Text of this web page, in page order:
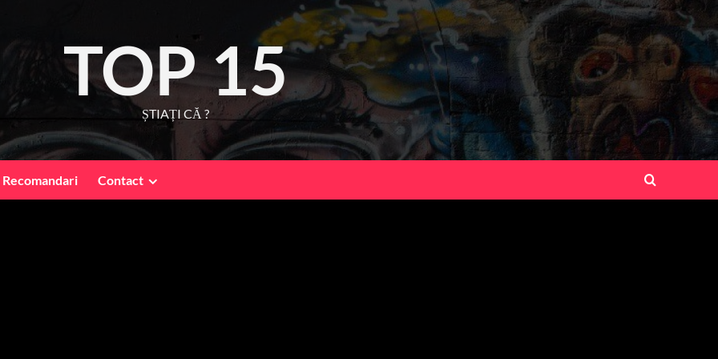
TOP 15
ȘTIAȚI CĂ ?
Recomandari Contact